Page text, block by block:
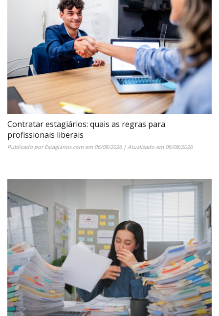
Contratar estagiários: quais as regras para
profissionais liberais
Publicado porEstagiarios.comem 06/08/2026| Atualizado em 06/08/2026